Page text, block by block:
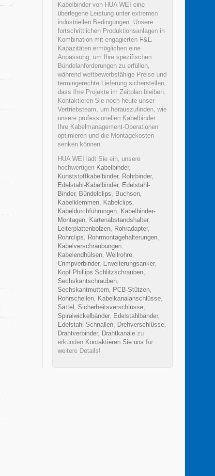
Kabelbinder von HUA WEI eine
überlegene Leistung unter extremen
industriellen Bedingungen. Unsere
fortschrittlichen Produktionsanlagen in
Kombination mit engagierten F&E-
Kapazitäten ermöglichen eine
Anpassung, um Ihre spezifischen
Bündelanforderungen zu erfüllen,
während wettbewerbsfähige Preise und
termingerechte Lieferung sicherstellen,
dass Ihre Projekte im Zeitplan bleiben.
Kontaktieren Sie noch heute unser
Vertriebsteam, um herauszufinden, wie
unsere professionellen Kabelbinder
Ihre Kabelmanagement-Operationen
optimieren und die Montagekosten
senken können.
HUA WEI lädt Sie ein, unsere
hochwertigen Kabelbinder,
Kunststoffkabelbinder, Rohrbinder,
Edelstahl-Kabelbinder, Edelstahl-
Binder, Bündelclips, Buchsen,
Kabelklemmen, Kabelclips,
Kabeldurchführungen, Kabelbinder-
Montagen, Kartenabstandshalter,
Leiterplattenbolzen, Rohradapter,
Rohrclips, Rohrmontagehalterungen,
Kabelverschraubungen,
Kabelendhülsen, Wellrohre,
Crimpverbinder, Erweiterungsanker,
Kopf Phillips Schlitzschrauben,
Sechskantschrauben,
Sechskantmuttern, PCB-Stützen,
Rohrschellen, Kabelkanalanschlüsse,
Sättel , Sicherheitsverschlüsse,
Spiralwickelbänder, Edelstahlbänder,
Edelstahl-Schnallen, Drehverschlüsse,
Drahtverbinder, Drahtkanäle zu
erkunden. Kontaktieren Sie uns für
weitere Details!